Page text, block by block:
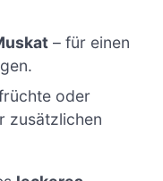
– für einen
oder
zusätzlichen